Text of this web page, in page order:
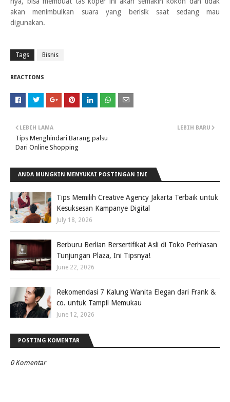
akan menimbulkan suara yang berisik saat sedang mau
digunakan.
Tags Bisnis
REACTIONS
LEBIH BARU
LEBIH LAMA
Tips Menghindari Barang palsu
Dari Online Shopping
ANDA MUNGKIN MENYUKAI POSTINGAN INI
Tips Memilih Creative Agency Jakarta Terbaik untuk
Kesuksesan Kampanye Digital
July 18, 2026
Berburu Berlian Bersertifikat Asli di Toko Perhiasan
Tunjungan Plaza, Ini Tipsnya!
June 22, 2026
Rekomendasi 7 Kalung Wanita Elegan dari Frank &
co. untuk Tampil Memukau
June 12, 2026
POSTING KOMENTAR
0 Komentar